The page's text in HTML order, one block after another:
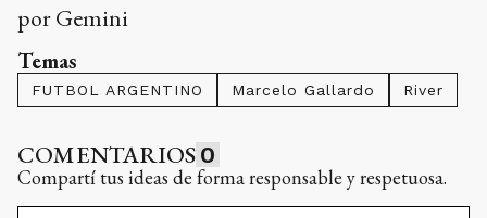
por Gemini
Temas
FUTBOL ARGENTINO Marcelo Gallardo River
COMENTARIOS 0
Compartí tus ideas de forma responsable y respetuosa.